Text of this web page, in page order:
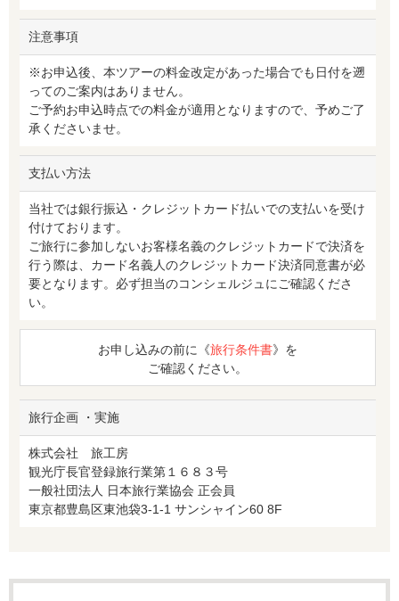
注意事項
※お申込後、本ツアーの料金改定があった場合でも日付を遡
ってのご案内はありません。
ご予約お申込時点での料金が適用となりますので、予めご了
承くださいませ。
支払い方法
当社では銀行振込・クレジットカード払いでの支払いを受け
付けております。
ご旅行に参加しないお客様名義のクレジットカードで決済を
行う際は、カード名義人のクレジットカード決済同意書が必
要となります。必ず担当のコンシェルジュにご確認くださ
い。
お申し込みの前に《旅行条件書》を
ご確認ください。
旅行企画 ・実施
株式会社 旅工房
観光庁長官登録旅行業第１６８３号
一般社団法人 日本旅行業協会 正会員
東京都豊島区東池袋3-1-1 サンシャイン60 8F